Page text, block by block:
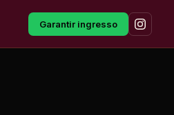
Garantir ingresso